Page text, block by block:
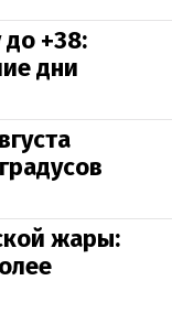
+38:
дни
жары: